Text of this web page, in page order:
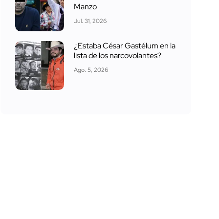
Manzo
Jul. 31, 2026
¿Estaba César Gastélum en la
lista de los narcovolantes?
Ago. 5, 2026